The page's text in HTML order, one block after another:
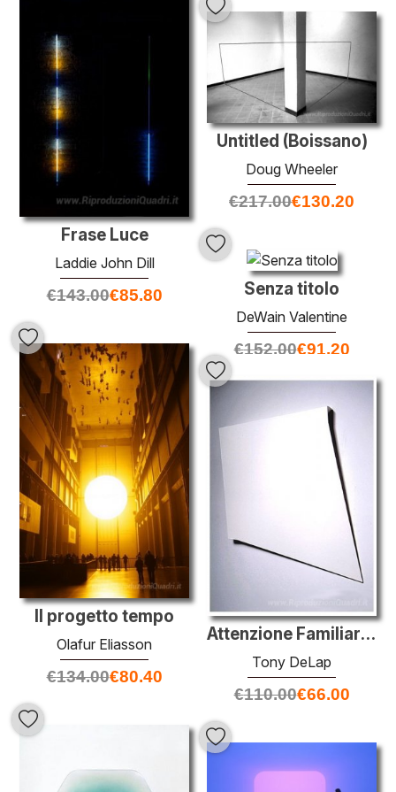
Frase Luce
Laddie John Dill
€143.00€85.80
Untitled (Boissano)
Doug Wheeler
€217.00€130.20
Senza titolo
DeWain Valentine
€152.00€91.20
Il progetto tempo
Olafur Eliasson
€134.00€80.40
Attenzione Familiar Spirits II
Tony DeLap
€110.00€66.00